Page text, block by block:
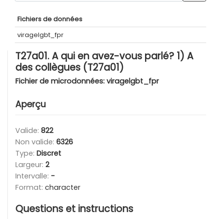
Fichiers de données
viragelgbt_fpr
T27a01. A qui en avez-vous parlé? 1) A
des collègues (T27a01)
Fichier de microdonnées: viragelgbt_fpr
Aperçu
Valide: 822
Non valide: 6326
Type: Discret
Largeur: 2
Intervalle: -
Format: character
Questions et instructions